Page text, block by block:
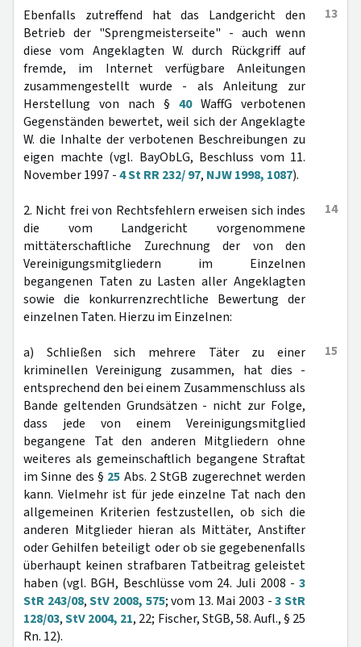
13
Ebenfalls zutreffend hat das Landgericht den
Betrieb der "Sprengmeisterseite" - auch wenn
diese vom Angeklagten W. durch Rückgriff auf
fremde, im Internet verfügbare Anleitungen
zusammengestellt wurde - als Anleitung zur
Herstellung von nach § 40WaffG verbotenen
Gegenständen bewertet, weil sich der Angeklagte
W. die Inhalte der verbotenen Beschreibungen zu
eigen machte (vgl. BayObLG, Beschluss vom 11.
November 1997 -4 St RR 232/ 97, NJW 1998, 1087).
14
2. Nicht frei von Rechtsfehlern erweisen sich indes
die vom Landgericht vorgenommene
mittäterschaftliche Zurechnung der von den
Vereinigungsmitgliedern im Einzelnen
begangenen Taten zu Lasten aller Angeklagten
sowie die konkurrenzrechtliche Bewertung der
einzelnen Taten. Hierzu im Einzelnen:
15
a) Schließen sich mehrere Täter zu einer
kriminellen Vereinigung zusammen, hat dies -
entsprechend den bei einem Zusammenschluss als
Bande geltenden Grundsätzen - nicht zur Folge,
dass jede von einem Vereinigungsmitglied
begangene Tat den anderen Mitgliedern ohne
weiteres als gemeinschaftlich begangene Straftat
im Sinne des § 25 Abs. 2 StGB zugerechnet werden
kann. Vielmehr ist für jede einzelne Tat nach den
allgemeinen Kriterien festzustellen, ob sich die
anderen Mitglieder hieran als Mittäter, Anstifter
oder Gehilfen beteiligt oder ob sie gegebenenfalls
überhaupt keinen strafbaren Tatbeitrag geleistet
haben (vgl. BGH, Beschlüsse vom 24. Juli 2008 - 3
StR 243/08,StV 2008, 575; vom 13. Mai 2003 -3 StR
128/03,StV 2004, 21, 22; Fischer, StGB, 58. Aufl., § 25
Rn. 12).